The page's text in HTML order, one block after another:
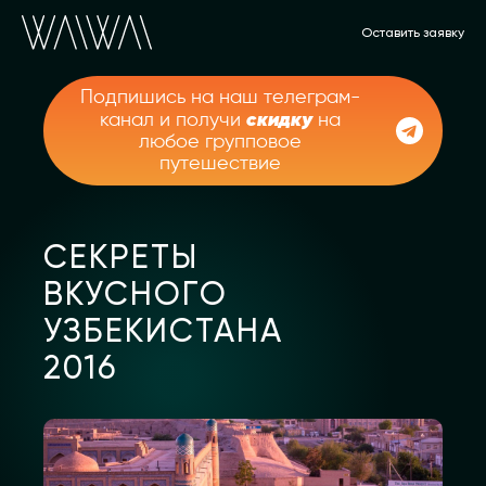
Оставить заявку
Подпишись на наш телеграм-
канал и получи скидкуна
любое групповое
путешествие
СЕКРЕТЫ
ВКУСНОГО
УЗБЕКИСТАНА
2016